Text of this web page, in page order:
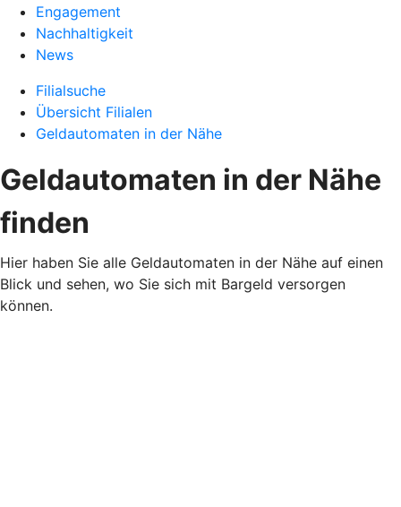
Engagement
Nachhaltigkeit
News
Filialsuche
Übersicht Filialen
Geldautomaten in der Nähe
Geldautomaten in der Nähe
finden
Hier haben Sie alle Geldautomaten in der Nähe auf einen
Blick und sehen, wo Sie sich mit Bargeld versorgen
können.